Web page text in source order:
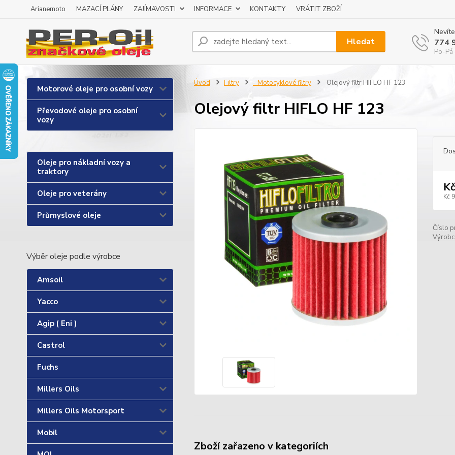
Arianemoto MAZACÍ PLÁNY ZAJÍMAVOSTI INFORMACE KONTAKTY VRÁTIT ZBOŽÍ
Hledat 774
Po-
Motorové oleje pro osobní vozy
Převodové oleje pro osobní
vozy
Oleje pro nákladní vozy a
traktory
Oleje pro veterány
Průmyslové oleje
Výběr oleje podle výrobce
Amsoil
Yacco
Agip ( Eni )
Castrol
Fuchs
Millers Oils
Millers Oils Motorsport
Mobil
Úvod Filtry - Motocyklové filtry Olejový filtr HIFLO HF 123
Olejový filtr HIFLO HF 123
Kč
Číslo
Zboží zařazeno v kategoriích